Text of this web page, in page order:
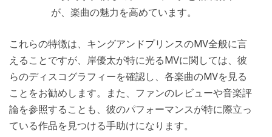
が、楽曲の魅力を高めています。
これらの特徴は、キングアンドプリンスのMV全般に言
えることですが、岸優太が特に光るMVに関しては、彼
らのディスコグラフィーを確認し、各楽曲のMVを見る
ことをお勧めします。また、ファンのレビューや音楽評
論を参照することも、彼のパフォーマンスが特に際立っ
ている作品を見つける手助けになります。